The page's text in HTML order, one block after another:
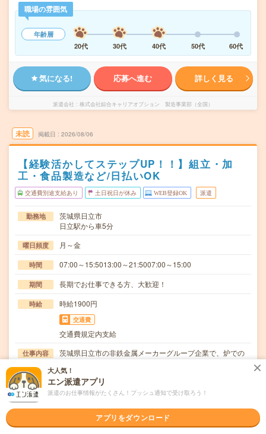
職場の雰囲気
年齢層
20代
30代 40代 50代 60代
気になる! 応募へ進む 詳しく見る
派遣会社 株式会社綜合キャリアオプション 製造事業部（全国）
未読 掲載日 2026/08/06
【経験活かしてステップUP！！】組立・加
工・食品製造など/日払いOK
交通費別途支給あり 土日祝日が休み WEB登録OK 派遣
勤務地
茨城県日立市
日立駅から車5分
曜日頻度 月～金
時間 07:00～15:5013:00～21:5007:00～15:00
期間 長期でお仕事できる方、大歓迎！
時給 時給1900円
交通費
交通費規定内支給
仕事内容
茨城県日立市の非鉄金属メーカーグループ企業で、炉での
応募資格
ブランクOK / 英語力不要
◆経験者歓迎！◆ExcelやWordの操作できる方歓迎！〇ま
職場の雰囲気
大人気！
エン派遣アプリ
派遣のお仕事情報がたくさん！プッシュ通知で受け取ろう！
アプリをダウンロード